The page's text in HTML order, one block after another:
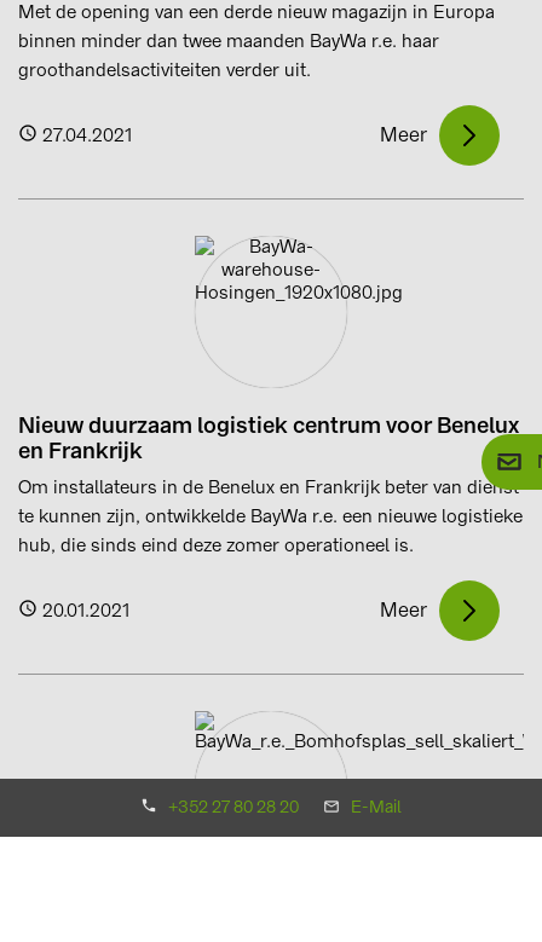
+352 27 80 28 20 E-Mail
Met de opening van een derde nieuw magazijn in Europa
binnen minder dan twee maanden BayWa r.e. haar
groothandelsactiviteiten verder uit.
27.04.2021 Meer
Nieuw duurzaam logistiek centrum voor Benelux
en Frankrijk
Om installateurs in de Benelux en Frankrijk beter van dienst
te kunnen zijn, ontwikkelde BayWa r.e. een nieuwe logistieke
hub, die sinds eind deze zomer operationeel is.
20.01.2021 Meer